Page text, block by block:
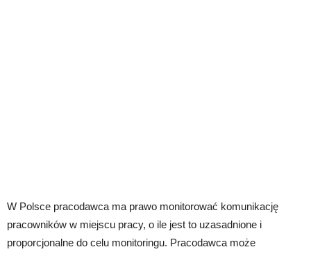
W Polsce pracodawca ma prawo monitorować komunikację
pracowników w miejscu pracy, o ile jest to uzasadnione i
proporcjonalne do celu monitoringu. Pracodawca może